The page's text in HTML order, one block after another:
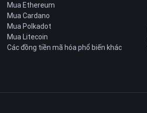
Mua Ethereum
Mua Cardano
Mua Polkadot
Mua Litecoin
Các đồng tiền mã hóa phổ biến khác